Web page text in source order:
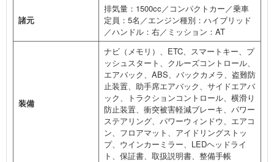
諸元
排気量：1500cc／コンパクトカー／乗車
定員：5名／エンジン種別：ハイブリッド
／ハンドル：右／ミッション：AT
装備
ナビ（メモリ）、ETC、スマートキー、プ
ッシュスタート、クルーズコントロール、
エアバック、ABS、バックカメラ、盗難防
止装置、助手席エアバック、サイドエアバ
ック、トラクションコントロール、横滑り
防止装置、衝突被害軽減ブレーキ、パワー
ステアリング、パワーウィンドウ、エアコ
ン、フロアマット、アイドリングストッ
プ、ウインカーミラー、LEDヘッドライ
ト、保証書、取扱説明書、整備手帳